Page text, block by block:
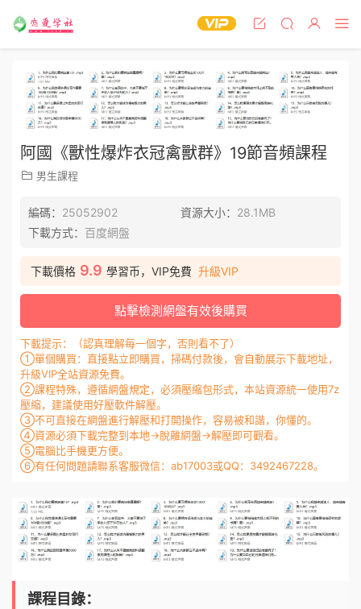
阿國《獸性爆炸衣冠禽獸群》19節音頻課程
男生課程
編碼： 25052902 資源大小： 28.1MB
下載方式： 百度網盤
下載價格 9.9 學習币，VIP免費 升級VIP
點擊檢測網盤有效後購買
下載提示：（認真理解每一個字，否則看不了）
①單個購買：直接點立即購買，掃碼付款後，會自動展示下載地址，
升級VIP全站資源免費。
②課程特殊，遵循網盤規定，必須壓縮包形式，本站資源統一使用7z
壓縮，建議使用好壓軟件解壓。
③不可直接在網盤進行解壓和打開操作，容易被和諧，你懂的。
④資源必須下載完整到本地→脫離網盤→解壓即可觀看。
⑤電腦比手機更方便。
⑥有任何問題請聯系客服微信：ab17003或QQ：3492467228。
課程目錄：